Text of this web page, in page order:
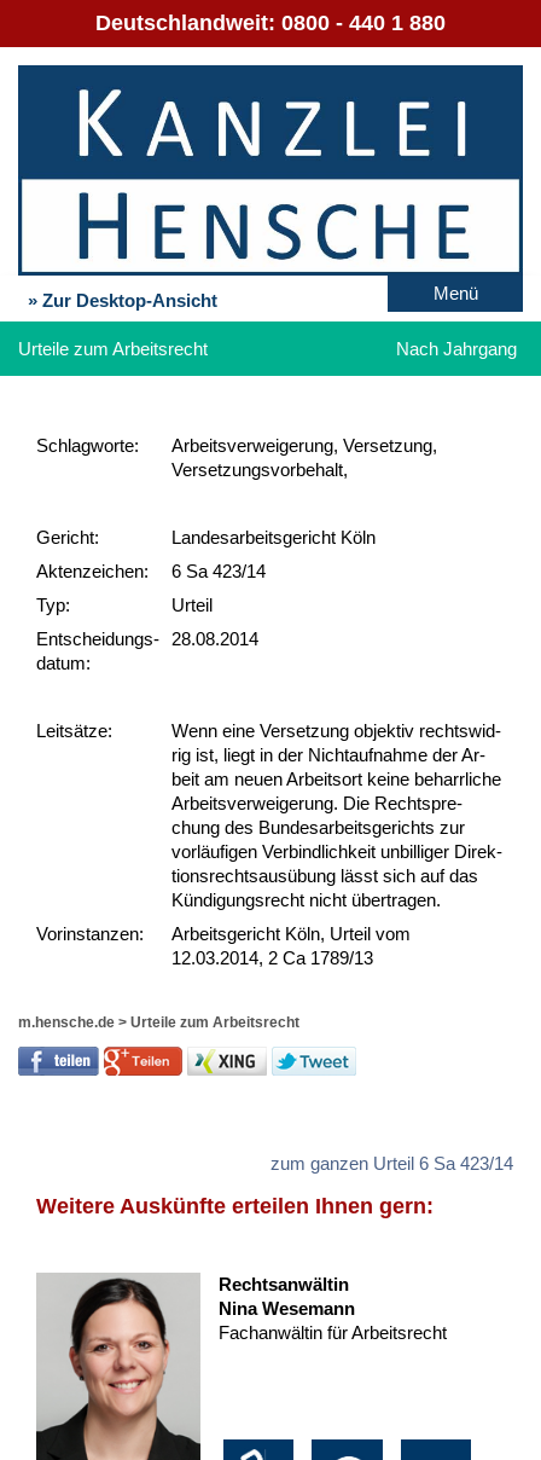
Deutschlandweit: 0800 - 440 1 880
» Zur Desktop-Ansicht Menü
Urteile zum Arbeitsrecht Nach Jahrgang
Schlag­worte:
Arbeitsverweigerung, Versetzung,
Versetzungsvorbehalt,
Gericht:
Landesarbeitsgericht Köln
Akten­zeichen:
6 Sa 423/14
Typ:
Urteil
Ent­scheid­ungs­
datum:
28.08.2014
Leit­sätze:
Wenn ei­ne Ver­set­zung ob­jek­tiv rechts­wid­
rig ist, liegt in der Nicht­auf­nah­me der Ar­
beit am neu­en Ar­beits­ort kei­ne be­harr­li­che
Ar­beits­ver­wei­ge­rung. Die Recht­spre­
chung des Bun­des­ar­beits­ge­richts zur
vorläufi­gen Ver­bind­lich­keit un­bil­li­ger Di­rek­
ti­ons­rechts­ausübung lässt sich auf das
Kündi­gungs­recht nicht über­tra­gen.
Vor­ins­tan­zen:
Arbeitsgericht Köln, Urteil vom
12.03.2014, 2 Ca 1789/13
m.hensche.de > Urteile zum Arbeitsrecht
zum ganzen Urteil 6 Sa 423/14
Weitere Auskünfte erteilen Ihnen gern:
Rechtsanwältin
Nina Wesemann
Fachanwältin für Arbeitsrecht